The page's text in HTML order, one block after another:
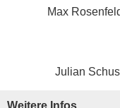
Max
Julian
Weitere Infos